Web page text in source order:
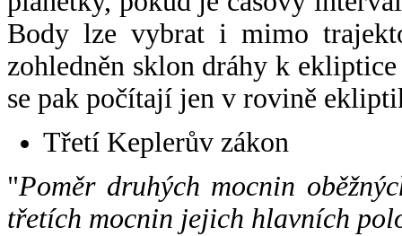
Body lze vybrat i mimo
zohledněn sklon dráhy k
se pak počítají jen v rovině
Třetí Keplerův zákon
"Poměr druhých mocnin
třetích mocnin jejich hlavních